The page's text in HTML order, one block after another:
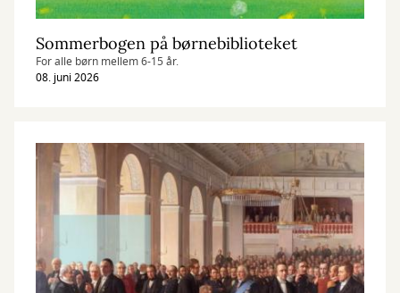
Sommerbogen på børnebiblioteket
For alle børn mellem 6-15 år.
08. juni 2026